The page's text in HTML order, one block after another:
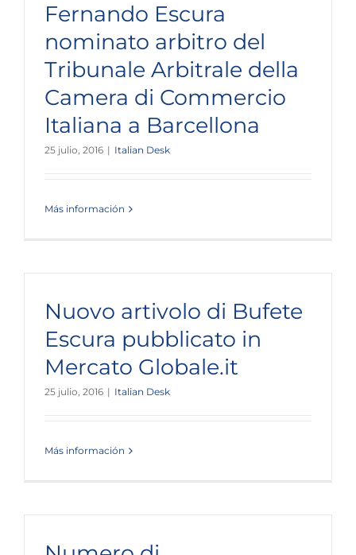
Fernando Escura
nominato arbitro del
Tribunale Arbitrale della
Camera di Commercio
Italiana a Barcellona
25 julio, 2016 | Italian Desk
Más información
Nuovo artivolo di Bufete
Escura pubblicato in
Mercato Globale.it
25 julio, 2016 | Italian Desk
Más información